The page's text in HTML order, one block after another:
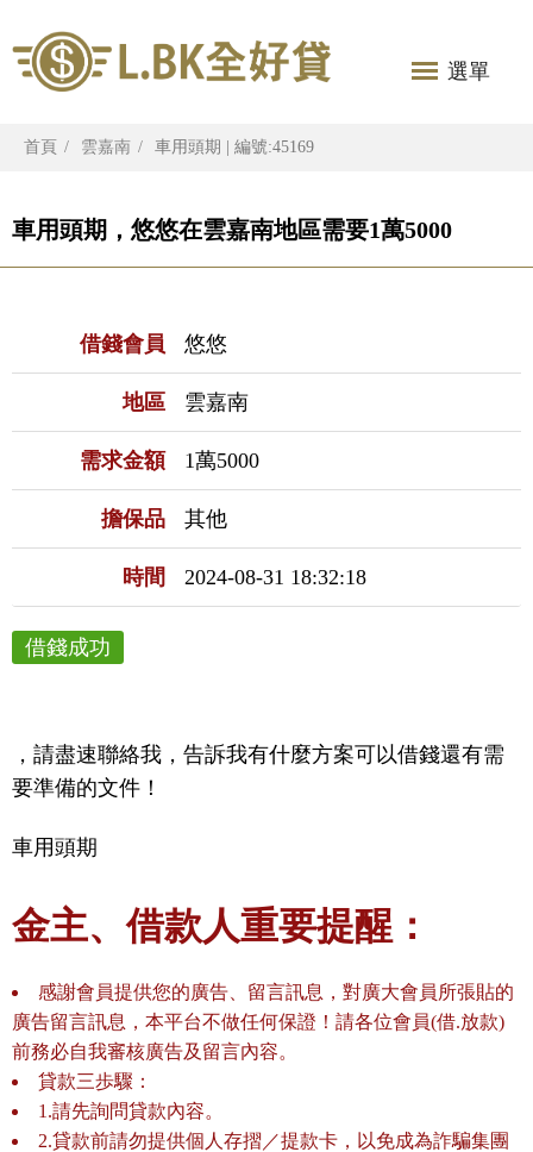
選單
首頁 雲嘉南 車用頭期 | 編號:45169
車用頭期，悠悠在雲嘉南地區需要1萬5000
借錢會員 悠悠
地區 雲嘉南
需求金額 1萬5000
擔保品 其他
時間 2024-08-31 18:32:18
借錢成功
，請盡速聯絡我，告訴我有什麼方案可以借錢還有需
要準備的文件！
車用頭期
金主、借款人重要提醒：
感謝會員提供您的廣告、留言訊息，對廣大會員所張貼的
廣告留言訊息，本平台不做任何保證！請各位會員(借.放款)
前務必自我審核廣告及留言內容。
貸款三歩驟：
1.請先詢問貸款內容。
2.貸款前請勿提供個人存摺／提款卡，以免成為詐騙集團